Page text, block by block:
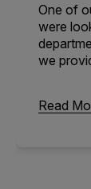
One of
were
we
Read